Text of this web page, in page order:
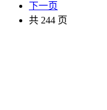
下一页
共 244 页